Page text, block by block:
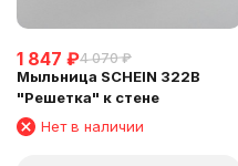
1 847 ₽4 070 ₽
Мыльница SCHEIN 322B
"Решетка" к стене
Нет в наличии